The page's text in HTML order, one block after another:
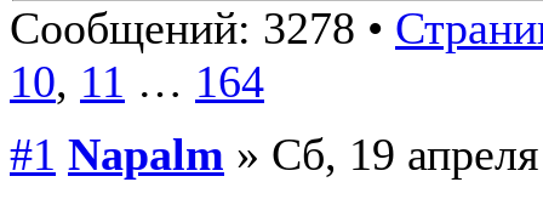
Сообщений: 3278 •
10, 11 … 164
#1 Napalm » Сб, 19